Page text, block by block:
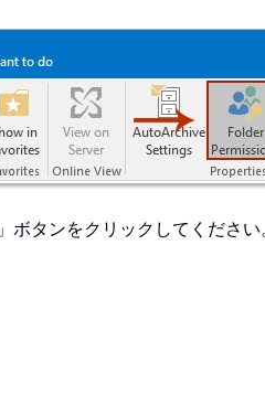
」ボタンをクリックしてください